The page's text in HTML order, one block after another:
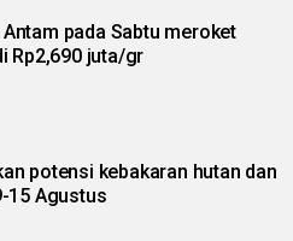
pada Sabtu meroket
Rp2,690 juta/gr
potensi kebakaran hutan dan
15 Agustus